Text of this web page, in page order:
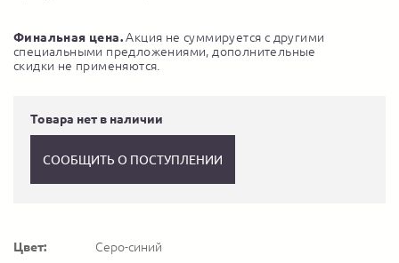
Финальная цена.Акция не суммируется с другими
специальными предложениями, дополнительные
скидки не применяются.
Товара нет в наличии
СООБЩИТЬ О ПОСТУПЛЕНИИ
Цвет:
Серо-синий